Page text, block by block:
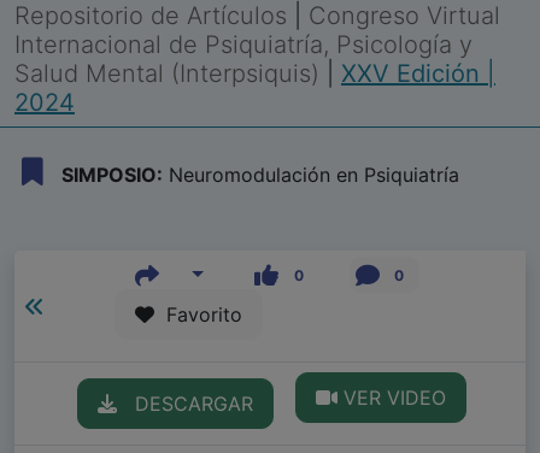
Repositorio de Artículos
Congreso Virtual
Internacional de Psiquiatría, Psicología y
Salud Mental (Interpsiquis)
XXV Edición |
2024
SIMPOSIO: Neuromodulación en Psiquiatría
0 0
Favorito
DESCARGAR VER VIDEO